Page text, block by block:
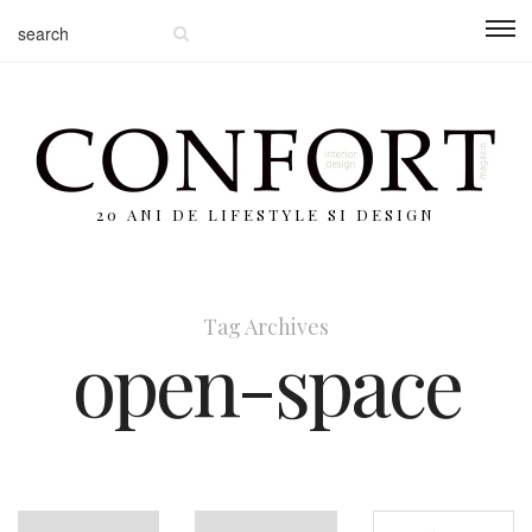
20 ANI DE LIFESTYLE SI DESIGN
Tag Archives
open-space